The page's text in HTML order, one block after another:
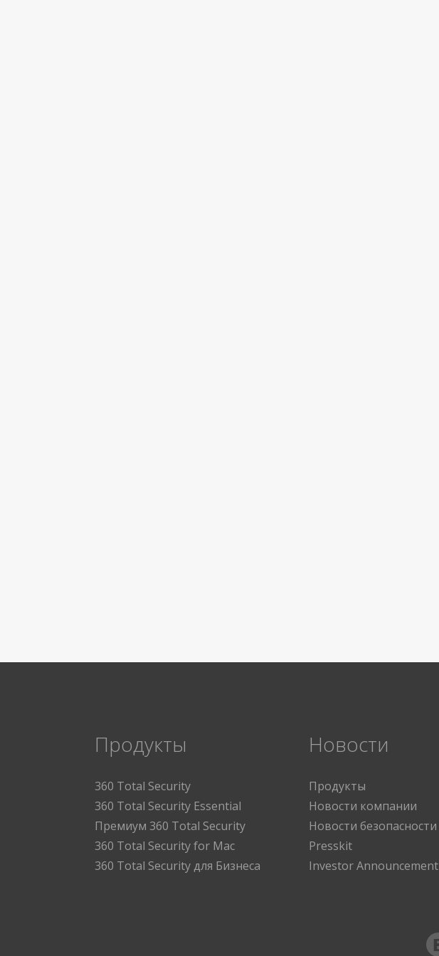
Продукты
360 Total Security
360 Total Security Essential
Премиум 360 Total Security
360 Total Security for Mac
360 Total Security для Бизнеса
Новости
Продукты
Новости компании
Новости безопасности
Presskit
Investor Announcement